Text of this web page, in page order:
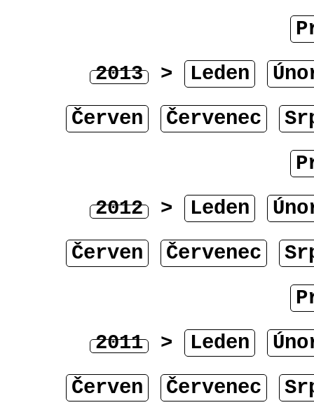
2013 > Leden
Červen
Červenec
2012 > Leden
Červen
Červenec
2011 > Leden
Červen
Červenec